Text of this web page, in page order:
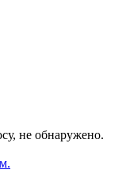
не обнаружено.